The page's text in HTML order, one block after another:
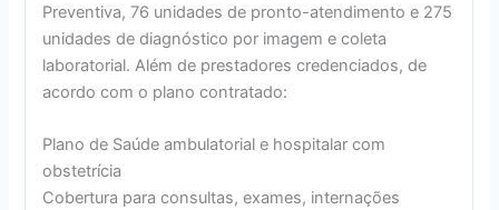
Preventiva, 76 unidades de pronto-atendimento e 275
unidades de diagnóstico por imagem e coleta
laboratorial. Além de prestadores credenciados, de
acordo com o plano contratado:
Plano de Saúde ambulatorial e hospitalar com
obstetrícia
Cobertura para consultas, exames, internações